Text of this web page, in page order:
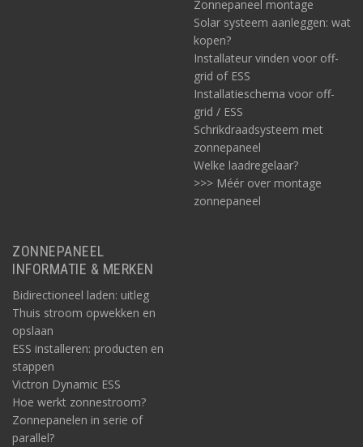
Zonnepaneel montage
Solar systeem aanleggen: wat
kopen?
Installateur vinden voor off-
grid of ESS
Installatieschema voor off-
grid / ESS
Schrikdraadsysteem met
zonnepaneel
Welke laadregelaar?
>>> Méér over montage
zonnepaneel
ZONNEPANEEL
INFORMATIE & MERKEN
Bidirectioneel laden: uitleg
Thuis stroom opwekken en
opslaan
ESS installeren: producten en
stappen
Victron Dynamic ESS
Hoe werkt zonnestroom?
Zonnepanelen in serie of
parallel?